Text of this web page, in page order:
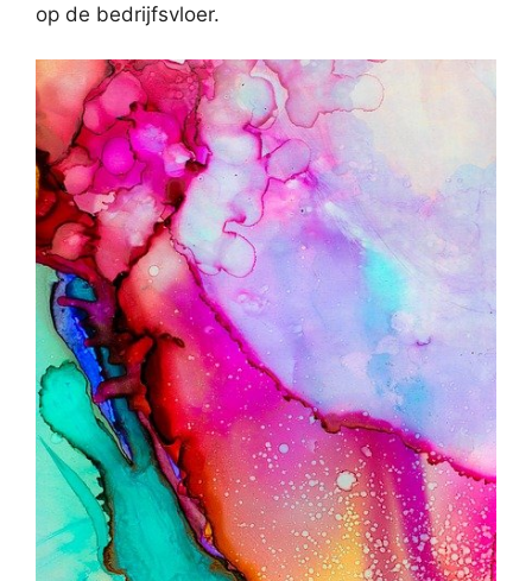
op de bedrijfsvloer.